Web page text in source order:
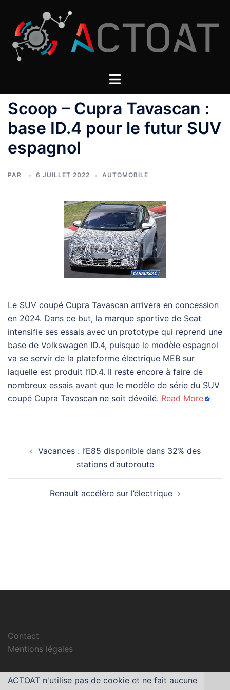
contenu
Scoop – Cupra Tavascan :
base ID.4 pour le futur SUV
espagnol
PAR 6 JUILLET 2022 AUTOMOBILE
Le SUV coupé Cupra Tavascan arrivera en concession
en 2024. Dans ce but, la marque sportive de Seat
intensifie ses essais avec un prototype qui reprend une
base de Volkswagen ID.4, puisque le modèle espagnol
va se servir de la plateforme électrique MEB sur
laquelle est produit l’ID.4. Il reste encore à faire de
nombreux essais avant que le modèle de série du SUV
coupé Cupra Tavascan ne soit dévoilé. Read More
d’articleVacances : l’E85 disponible dans 32% des
stations d’autoroute
Renault accélère sur l’électrique
Contact
Mentions légales
ACTOAT n'utilise pas de cookie et ne fait aucune